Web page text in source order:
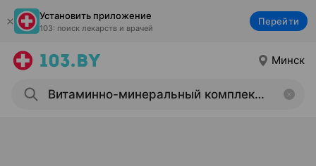
Установить приложение
103: поиск лекарств и врачей
Перейти
Минск